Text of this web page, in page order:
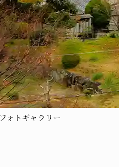
フォトギャラリー